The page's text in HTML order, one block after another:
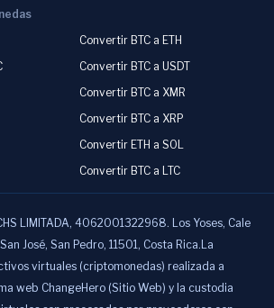
Convertir BTC a ETH
Convertir BTC a USDT
Convertir BTC a XMR
Convertir BTC a XRP
Convertir ETH a SOL
Convertir BTC a LTC
LIMITADA, 4062001322968. Los Yoses, Cale
José, San Pedro, 11501, Costa Rica.La
virtuales (criptomonedas) realizada a
web ChangeHero (Sitio Web) y la custodia